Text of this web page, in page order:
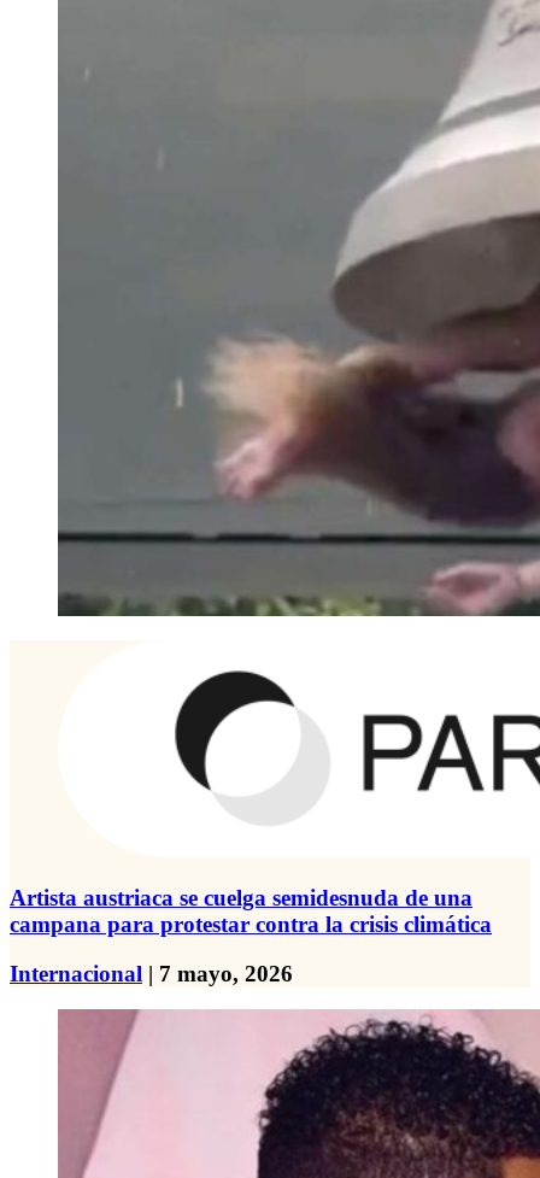
Artista austriaca se cuelga semidesnuda de una
campana para protestar contra la crisis climática
Internacional | 7 mayo, 2026